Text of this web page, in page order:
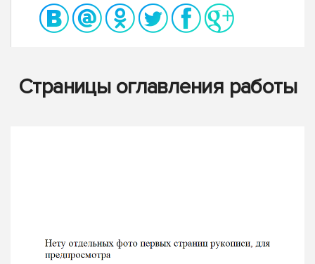
Страницы оглавления работы